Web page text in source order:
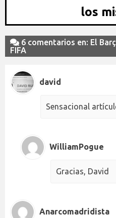
los
6 comentarios en: El
FIFA
david
Sensacional
WilliamPogue
Gracias, David
Anarcomadridista